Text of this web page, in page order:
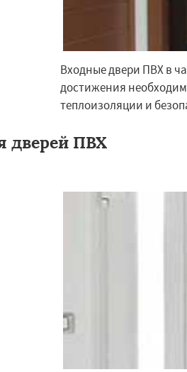
Входные двери ПВХ в
достижения
теплоизоляции и
дверей ПВХ